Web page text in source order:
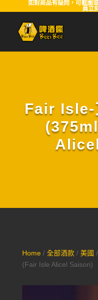
如對商品有疑問，可截圖
員立
Fair Isle-
Home/ 全部酒款/ 美國
(Fair Isle Alicel Saison)